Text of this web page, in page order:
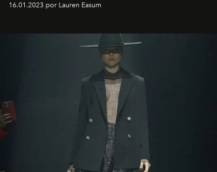
transportador AMTD abrindo caminho para muitos
por propósitos, com um claro senso de missão na vida e
16.01.2023 por Lauren Easum